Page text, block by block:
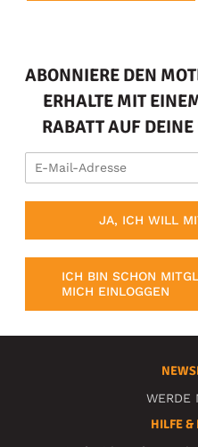
ABONNIERE DEN
ERHALTE MIT
RABATT AUF DEINE
JA, ICH WILL
ICH BIN SCHON
MICH EINLOGGEN
WERDE
HILFE &